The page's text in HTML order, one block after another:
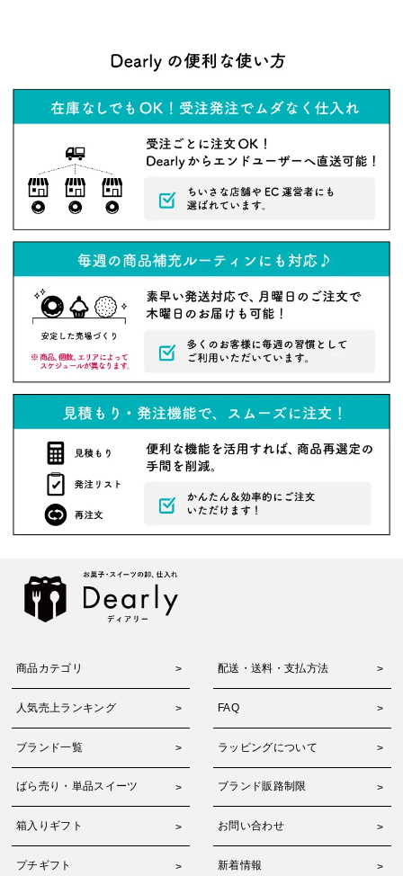
商品カテゴリ 配送・送料・支払方法
人気売上ランキング FAQ
ブランド一覧 ラッピングについて
ばら売り・単品スイーツ ブランド販路制限
箱入りギフト お問い合わせ
プチギフト 新着情報